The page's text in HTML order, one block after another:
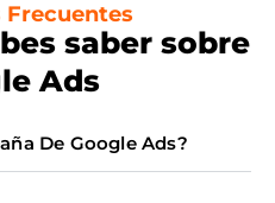
saber sobre
Ads
De Google Ads?